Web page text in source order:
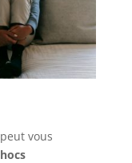
vous